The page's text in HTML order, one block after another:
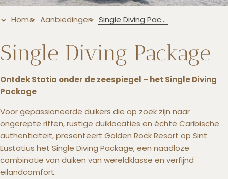
reservations@goldenrockresort.com
Home Aanbiedingen Single Diving Package
Single Diving Package
Ontdek Statia onder de zeespiegel – het Single Diving
Package
Voor gepassioneerde duikers die op zoek zijn naar
ongerepte riffen, rustige duiklocaties en échte Caribische
authenticiteit, presenteert Golden Rock Resort op Sint
Eustatius het Single Diving Package, een naadloze
combinatie van duiken van wereldklasse en verfijnd
eilandcomfort.